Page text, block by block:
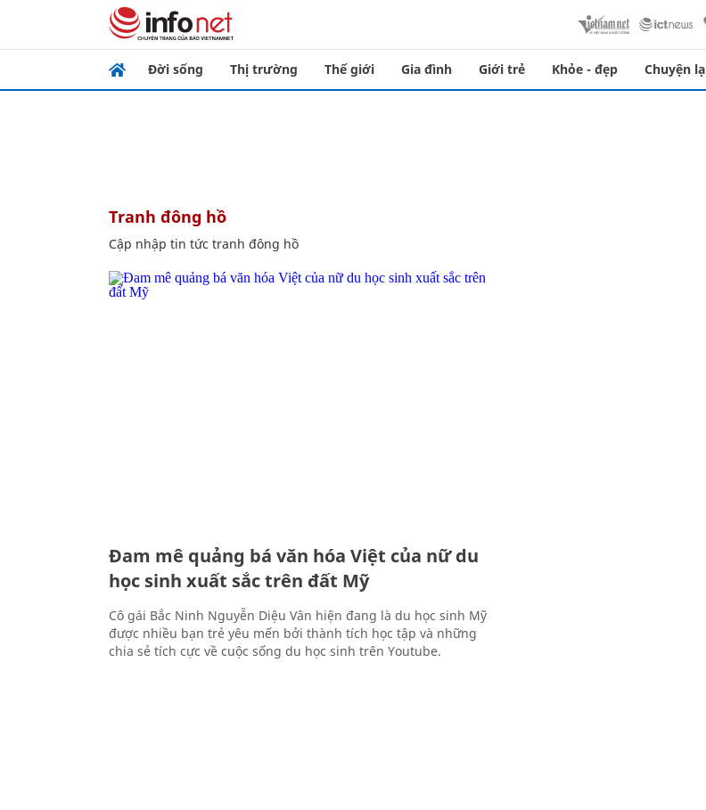
Đời sống Thị trường Thế giới Gia đình Giới trẻ Khỏe - đẹp Chuyện lạ
tranh đông hồ
Cập nhập tin tức tranh đông hồ
Đam mê quảng bá văn hóa Việt của nữ du
học sinh xuất sắc trên đất Mỹ
Cô gái Bắc Ninh Nguyễn Diệu Vân hiện đang là du học sinh Mỹ
được nhiều bạn trẻ yêu mến bởi thành tích học tập và những
chia sẻ tích cực về cuộc sống du học sinh trên Youtube.